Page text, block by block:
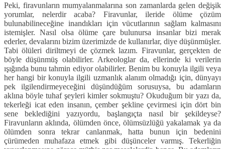
Peki, firavunların mumyalanmalarına son zamanlarda gelen değişik
yorumlar, nelerdir acaba? Firavunlar, ileride ölüme çözüm
bulunabilineceğine inandıkları için vücutlarının sağlam kalmasını
istemişler. Nasıl olsa ölüme çare bulunursa insanlar bizi merak
ederler, devalarını bizim üzerimizde de kullanırlar, diye düşünmüşler.
Tabi ölüleri diriltmeyi de çözmek lazım. Firavunlar, gerçekten de
böyle düşünmüş olabilirler. Arkeologlar da, ellerinde ki verilerin
ışığında bunu tahmin ediyor olabilirler. Benim bu konuyla ilgili veya
her hangi bir konuyla ilgili uzmanlık alanım olmadığı için, dünyayı
pek ilgilendirmeyeceğini düşündüğüm sorusuysa, bu adamların
aklına böyle tuhaf şeyleri kimler sokmuştu? Okuduğum bir yazı da,
tekerleği icat eden insanın, çember şekline çevirmesi için dört bin
sene beklediğini yazıyordu, başlangıçta nasıl bir şekildeyse?
Firavunların aklında, ölümden önce, ölümsüzlüğü yakalamak ya da
ölümden sonra tekrar canlanmak, hatta bunun için bedenini
çürümeden muhafaza etmek gibi düşünceler varmış. Tekerliğin